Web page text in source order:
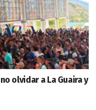
olvidar a La Guaira y